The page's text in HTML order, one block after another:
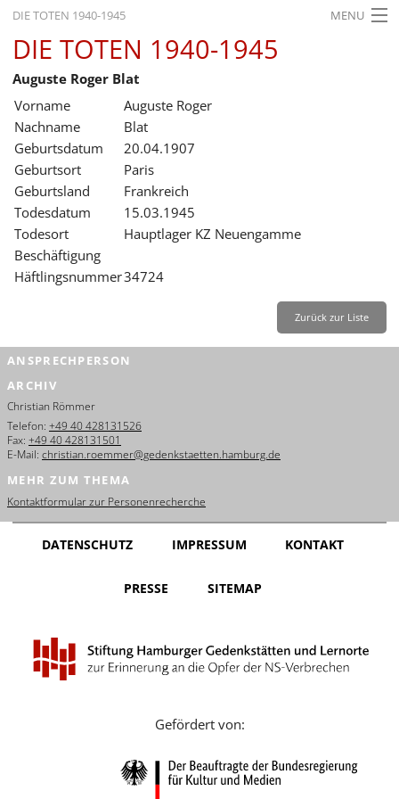
DIE TOTEN 1940-1945 MENU
STARTSEITE
AKTUELLES
AUSSTELLUNGEN
GESCHICHTE
BILDUNG
FORSCHUNG
SERVICE
Français
Dansk
Español
Nederlands
Português
Русский
Leichte Sprache
DIE TOTEN 1940-1945
Auguste Roger Blat
Vorname
Auguste Roger
Nachname
Blat
Geburtsdatum
20.04.1907
Geburtsort
Paris
Geburtsland
Frankreich
Todesdatum
15.03.1945
Todesort
Hauptlager KZ Neuengamme
Beschäftigung
Häftlingsnummer34724
Zurück zur Liste
ANSPRECHPERSON
ARCHIV
Christian Römmer
Telefon: +49 40 428131526
Fax: +49 40 428131501
E-Mail: christian.roemmer@gedenkstaetten.hamburg.de
MEHR ZUM THEMA
Kontaktformular zur Personenrecherche
DATENSCHUTZ IMPRESSUM KONTAKT
PRESSE SITEMAP
Gefördert von: